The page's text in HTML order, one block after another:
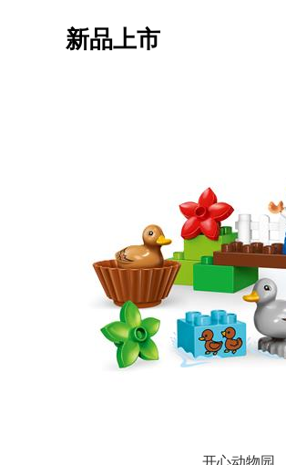
新品上市
开心动物园